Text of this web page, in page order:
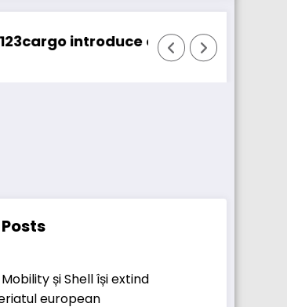
o nouă funcționalitate
Daimler Truck
Mobility și Shell își extind
european